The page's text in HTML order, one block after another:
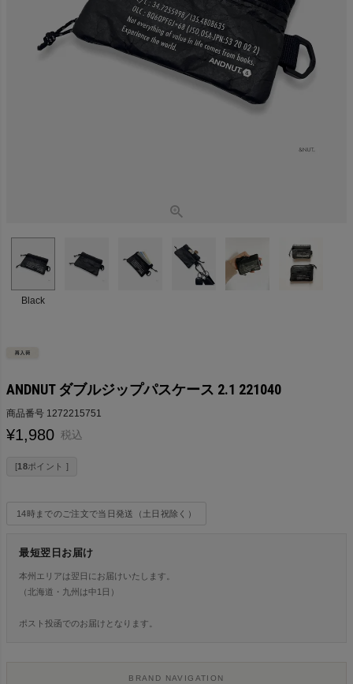
Black
ANDNUT ダブルジップパスケース 2.1 221040
商品番号 1272215751
¥1,980 税込
[18ポイント ]
14時までのご注文で当日発送（土日祝除く）
最短翌日お届け
本州エリアは翌日にお届けいたします。
（北海道・九州は中1日）
ポスト投函でのお届けとなります。
BRAND NAVIGATION